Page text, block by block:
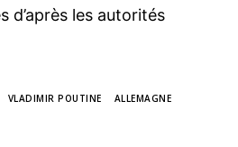
d’après les autorités
VLADIMIR POUTINE
ALLEMAGNE